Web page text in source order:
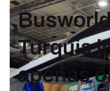
Turquia
apenas